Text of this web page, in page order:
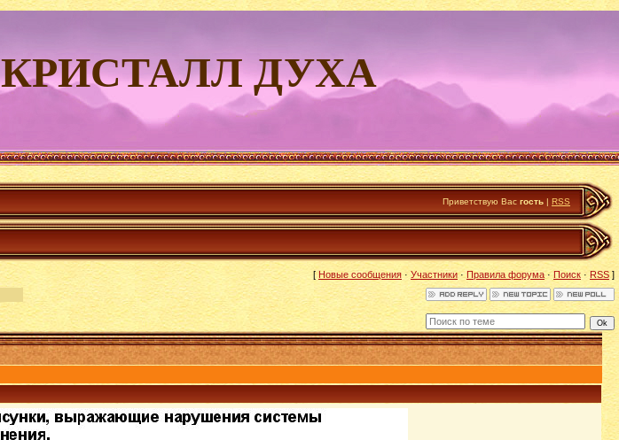
КРИСТАЛЛ ДУХА
Приветствую Вас гость | RSS
[Новые сообщения · Участники·Правила форума·Поиск · RSS ]